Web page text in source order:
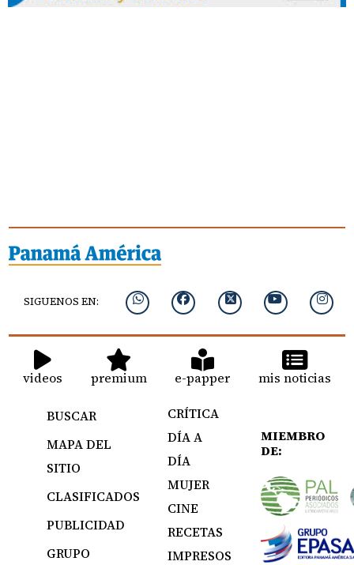
SIGUENOS EN:
videos premium e-papper mis noticias
BUSCAR
MAPA DEL
SITIO
CLASIFICADOS
PUBLICIDAD
GRUPO
CRÍTICA
DÍA A
DÍA
MUJER
CINE
RECETAS
IMPRESOS
MIEMBRO
DE: